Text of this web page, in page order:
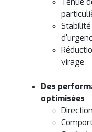
virage
Des
optimisées